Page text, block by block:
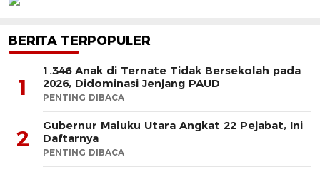
BERITA TERPOPULER
1
1.346 Anak di Ternate Tidak Bersekolah pada
2026, Didominasi Jenjang PAUD
PENTING DIBACA
2
Gubernur Maluku Utara Angkat 22 Pejabat, Ini
Daftarnya
PENTING DIBACA